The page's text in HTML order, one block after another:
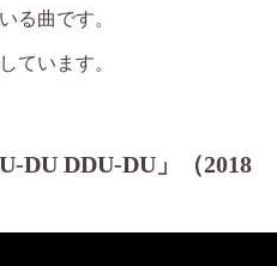
る曲です。
ています。
DU DDU-DU」（2018